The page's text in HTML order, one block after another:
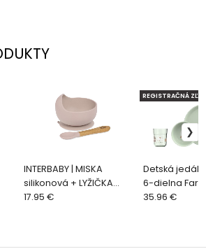
INTERBABY | MISKA
silikonová + LYŽIČKA
silikonová +4 m - ružová
17.95 €
Detská
6-dielna
REGISTRAČNÁ
35.96 €